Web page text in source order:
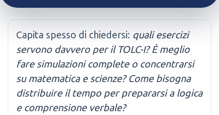
Capita spesso di chiedersi: quali esercizi
servono davvero per il TOLC-I? È meglio
fare simulazioni complete o concentrarsi
su matematica e scienze? Come bisogna
distribuire il tempo per prepararsi a logica
e comprensione verbale?